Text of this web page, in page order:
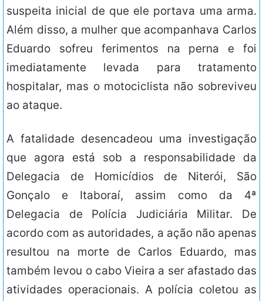
suspeita inicial de que ele portava uma arma.
Além disso, a mulher que acompanhava Carlos
Eduardo sofreu ferimentos na perna e foi
imediatamente levada para tratamento
hospitalar, mas o motociclista não sobreviveu
ao ataque.
A fatalidade desencadeou uma investigação
que agora está sob a responsabilidade da
Delegacia de Homicídios de Niterói, São
Gonçalo e Itaboraí, assim como da 4ª
Delegacia de Polícia Judiciária Militar. De
acordo com as autoridades, a ação não apenas
resultou na morte de Carlos Eduardo, mas
também levou o cabo Vieira a ser afastado das
atividades operacionais. A polícia coletou as